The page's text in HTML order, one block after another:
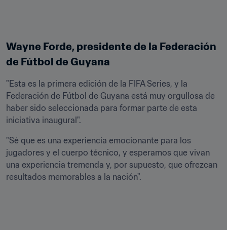
Wayne Forde, presidente de la Federación
de Fútbol de Guyana
"Esta es la primera edición de la FIFA Series, y la
Federación de Fútbol de Guyana está muy orgullosa de
haber sido seleccionada para formar parte de esta
iniciativa inaugural".
"Sé que es una experiencia emocionante para los
jugadores y el cuerpo técnico, y esperamos que vivan
una experiencia tremenda y, por supuesto, que ofrezcan
resultados memorables a la nación".